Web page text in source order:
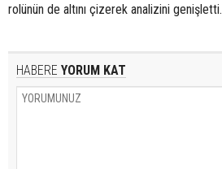
rolünün de altını çizerek analizini genişletti.
HABERE YORUM KAT